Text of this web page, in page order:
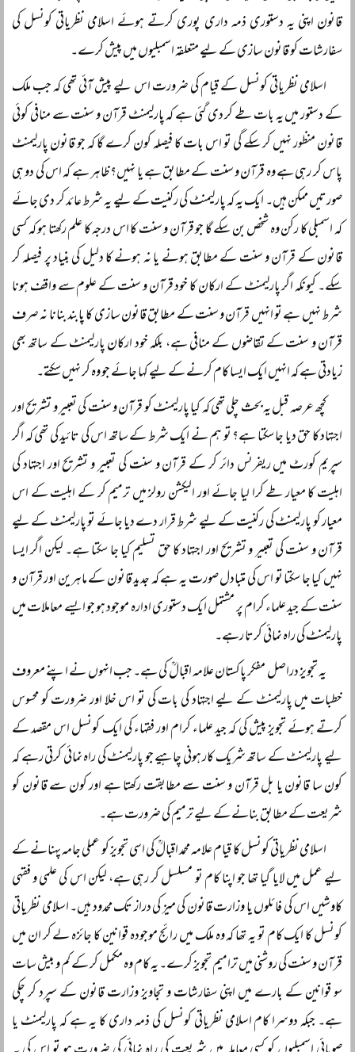
قانون اپنی یہ دستوری ذمہ داری پوری کرتے ہوئے اسلامی نظریاتی کونسل کی
سفارشات کو قانون سازی کے لیے متعلقہ اسمبلیوں میں پیش کرے۔
اسلامی نظریاتی کونسل کے قیام کی ضرورت اس لیے پیش آئی تھی کہ جب ملک
کے دستور میں یہ بات طے کر دی گئی ہے کہ پارلیمنٹ قرآن و سنت سے منافی کوئی
قانون منظور نہیں کر سکے گی تو اس بات کا فیصلہ کون کرے گا کہ جو قانون پارلیمنٹ
پاس کر رہی ہے وہ قرآن و سنت کے مطابق ہے یا نہیں؟ ظاہر ہے کہ اس کی دو ہی
صورتیں ممکن ہیں۔ ایک یہ کہ پارلیمنٹ کی رکنیت کے لیے یہ شرط عائد کر دی جائے
کہ اسمبلی کا رکن وہ شخص بن سکے گا جو قرآن و سنت کا اس درجہ کا علم رکھتا ہو کہ کسی
قانون کے قرآن و سنت کے مطابق ہونے یا نہ ہونے کا دلیل کی بنیاد پر فیصلہ کر
سکے۔ کیونکہ اگر پارلیمنٹ کے ارکان کا خود قرآن و سنت کے علوم سے واقف ہونا
شرط نہیں ہے تو انہیں قرآن و سنت کے مطابق قانون سازی کا پابند بنانا نہ صرف
قرآن و سنت کے تقاضوں کے منافی ہے، بلکہ خود ارکان پارلیمنٹ کے ساتھ بھی
زیادتی ہے کہ انہیں ایک ایسا کام کرنے کے لیے کہا جائے جو وہ کر نہیں سکتے۔
کچھ عرصہ قبل یہ بحث چلی تھی کہ کیا پارلیمنٹ کو قرآن و سنت کی تعبیر و تشریح اور
اجتہاد کا حق دیا جا سکتا ہے؟ تو ہم نے ایک شرط کے ساتھ اس کی تائید کی تھی کہ اگر
سپریم کورٹ میں ریفرنس دائر کر کے قرآن و سنت کی تعبیر و تشریح اور اجتہاد کی
اہلیت کا معیار طے کرا لیا جائے اور الیکشن رولز میں ترمیم کر کے اہلیت کے اس
معیار کو پارلیمنٹ کی رکنیت کے لیے شرط قرار دے دیا جائے تو پارلیمنٹ کے لیے
قرآن و سنت کی تعبیر و تشریح اور اجتہاد کا حق تسلیم کیا جا سکتا ہے۔ لیکن اگر ایسا
نہیں کیا جا سکتا تو اس کی متبادل صورت یہ ہے کہ جدید قانون کے ماہرین اور قرآن و
سنت کے جید علماء کرام پر مشتمل ایک دستوری ادارہ موجود ہو جو ایسے معاملات میں
پارلیمنٹ کی راہ نمائی کرتا رہے۔
یہ تجویز دراصل مفکر پاکستان علامہ اقبالؒ کی ہے۔ جب انہوں نے اپنے معروف
خطبات میں پارلیمنٹ کے لیے اجتہاد کی بات کی تو اس خلا اور ضرورت کو محسوس
کرتے ہوئے تجویز پیش کی کہ جید علماء کرام اور فقہاء کی ایک کونسل اس مقصد کے
لیے پارلیمنٹ کے ساتھ شریک کار ہونی چاہیے جو پارلیمنٹ کی راہ نمائی کرتی رہے کہ
کون سا قانون یا بل قرآن و سنت سے مطابقت رکھتا ہے اور کون سے قانون کو
شریعت کے مطابق بنانے کے لیے ترمیم کی ضرورت ہے۔
اسلامی نظریاتی کونسل کا قیام علامہ محمد اقبالؒ کی اسی تجویز کو عملی جامہ پہنانے کے
لیے عمل میں لایا گیا تھا جو اپنا کام تو مسلسل کر رہی ہے، لیکن اس کی علمی و فقہی
کاوشیں اس کی فائلوں یا وزارت قانون کی میز کی دراز تک محدود ہیں۔ اسلامی نظریاتی
کونسل کا ایک کام تو یہ تھا کہ وہ ملک میں رائج موجودہ قوانین کا جائزہ لے کر ان میں
قرآن و سنت کی روشنی میں ترامیم تجویز کرے۔ یہ کام وہ مکمل کر کے کم و بیش سات
سو قوانین کے بارے میں اپنی سفارشات و تجاویز وزارت قانون کے سپرد کر چکی
ہے۔ جبکہ دوسرا کام اسلامی نظریاتی کونسل کی ذمہ داری کا یہ ہے کہ پارلیمنٹ یا